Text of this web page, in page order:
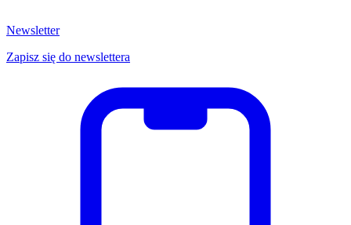
Newsletter
Zapisz się do newslettera